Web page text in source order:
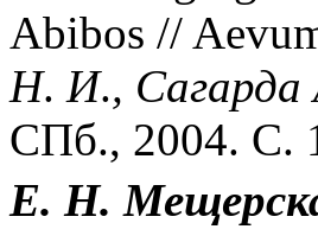
Abibos //
Н. И., Сагарда
СПб., 2004. С.
Е. Н.